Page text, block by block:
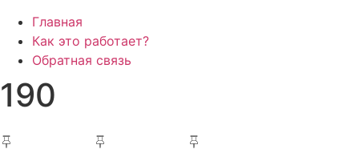
Главная
Как это работает?
Обратная связь
190